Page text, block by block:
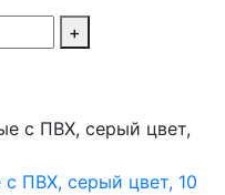
+
ПВХ, серый цвет, 10